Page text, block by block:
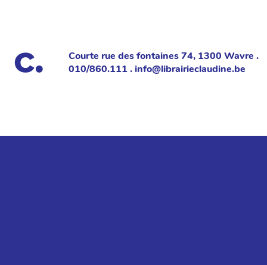
Courte rue des fontaines 74, 1300 Wavre .
010/860.111 . info@librairieclaudine.be